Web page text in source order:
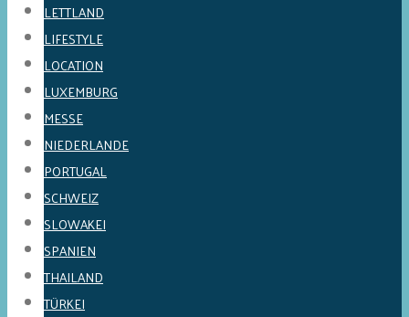
LETTLAND
LIFESTYLE
LOCATION
LUXEMBURG
MESSE
NIEDERLANDE
PORTUGAL
SCHWEIZ
SLOWAKEI
SPANIEN
THAILAND
TÜRKEI